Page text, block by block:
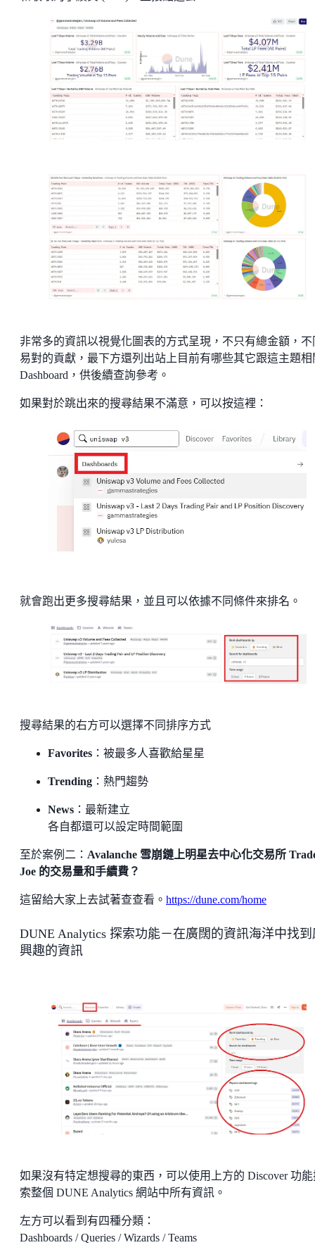
非常多的資訊以視覺化圖表的方式呈現，不只有總金額，不
易對的貢獻，最下方還列出站上目前有哪些其它跟這主題相
Dashboard，供後續查詢參考。
如果對於跳出來的搜尋結果不滿意，可以按這裡：
就會跑出更多搜尋結果，並且可以依據不同條件來排名。
搜尋結果的右方可以選擇不同排序方式
Favorites ：被最多人喜歡給星星
Trending ：熱門趨勢
News ：最新建立
各自都還可以設定時間範圍
至於案例二： Avalanche 雪崩鏈上明星去中心化交易所
Joe 的交易量和手續費？
這留給大家上去試著查查看。 https://dune.com/home
DUNE Analytics 探索功能－在廣闊的資訊海洋中找到
興趣的資訊
如果沒有特定想搜尋的東西，可以使用上方的 Discover 功
索整個 DUNE Analytics 網站中所有資訊。
左方可以看到有四種分類：
Dashboards / Queries / Wizards / Teams